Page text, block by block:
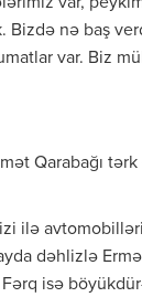
var,
Bizdə nə baş
var. Biz
Qarabağı
ilə
dəhlizlə
Fərq isə